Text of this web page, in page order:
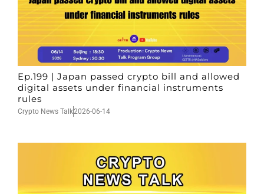
Ep.199 | Japan passed crypto bill and allowed
digital assets under financial instruments
rules
Crypto News Talk2026-06-14